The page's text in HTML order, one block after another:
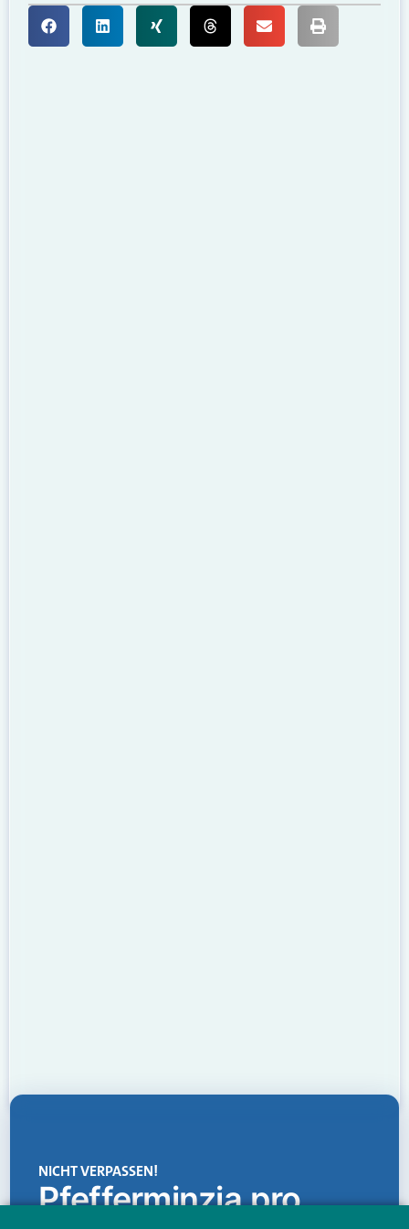
NICHT VERPASSEN!
Pfefferminzia.pro